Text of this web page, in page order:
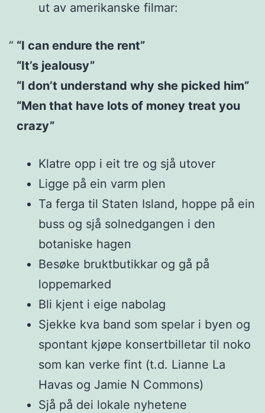
ut av amerikanske filmar:
“I can endure the rent”
“It’s jealousy”
“I don’t understand why she picked him”
“Men that have lots of money treat you
crazy”
Klatre opp i eit tre og sjå utover
Ligge på ein varm plen
Ta ferga til Staten Island, hoppe på ein
buss og sjå solnedgangen i den
botaniske hagen
Besøke bruktbutikkar og gå på
loppemarked
Bli kjent i eige nabolag
Sjekke kva band som spelar i byen og
spontant kjøpe konsertbilletar til noko
som kan verke fint (t.d. Lianne La
Havas og Jamie N Commons)
Sjå på dei lokale nyhetene